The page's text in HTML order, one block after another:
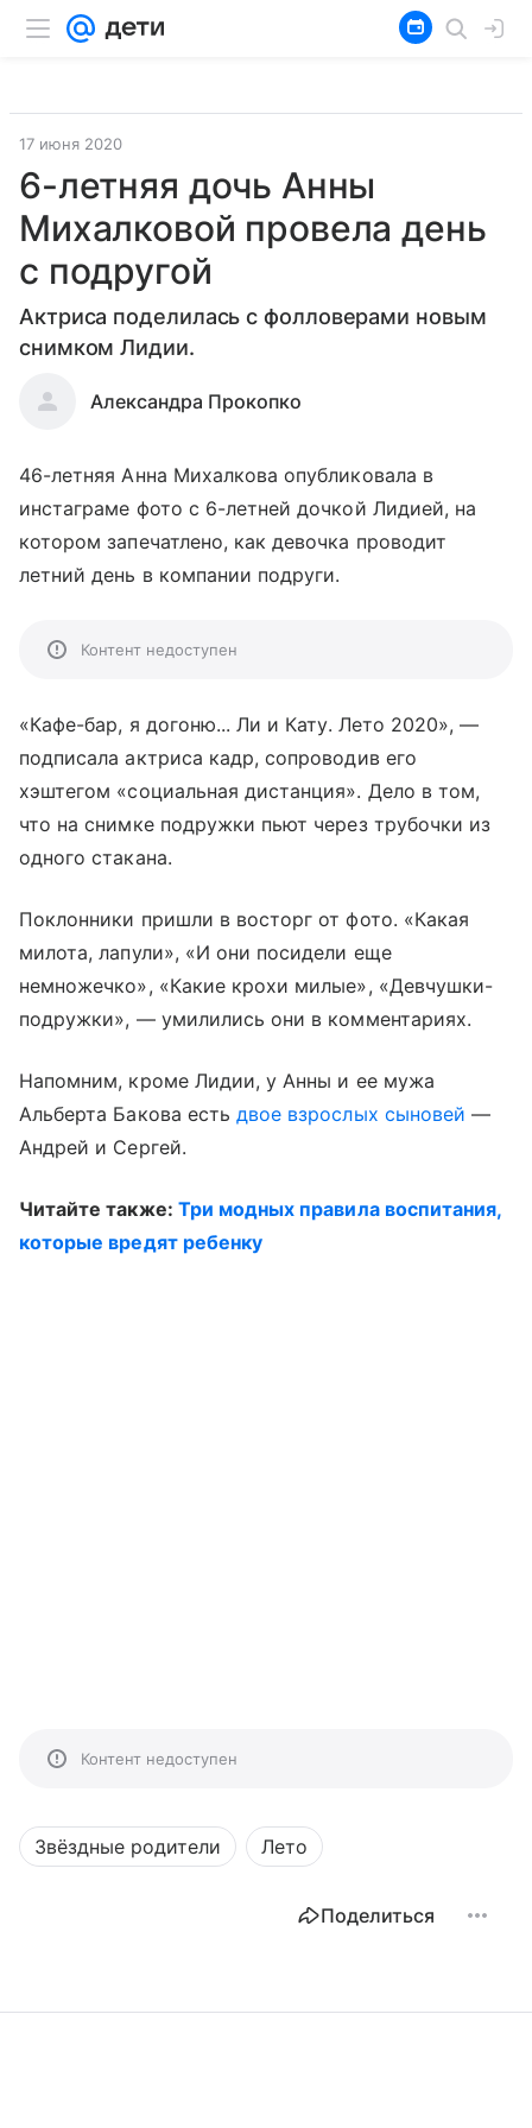
17 июня 2020
6-летняя дочь Анны
Михалковой провела день
с подругой
Актриса поделилась с фолловерами новым
снимком Лидии.
Александра Прокопко
46-летняя Анна Михалкова опубликовала в
инстаграме фото с 6-летней дочкой Лидией, на
котором запечатлено, как девочка проводит
летний день в компании подруги.
Контент недоступен
«Кафе-бар, я догоню... Ли и Кату. Лето 2020», —
подписала актриса кадр, сопроводив его
хэштегом «социальная дистанция». Дело в том,
что на снимке подружки пьют через трубочки из
одного стакана.
Поклонники пришли в восторг от фото. «Какая
милота, лапули», «И они посидели еще
немножечко», «Какие крохи милые», «Девчушки-
подружки», — умилились они в комментариях.
Напомним, кроме Лидии, у Анны и ее мужа
Альберта Бакова естьдвое взрослых сыновей —
Андрей и Сергей.
Читайте также: Три модных правила воспитания,
которые вредят ребенку
Контент недоступен
Звёздные родители Лето
Поделиться